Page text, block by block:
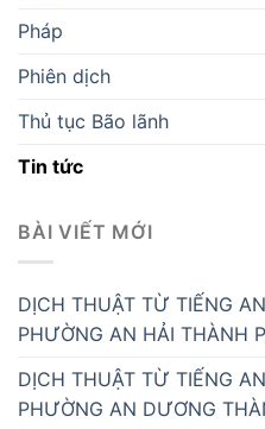
Pháp
Phiên dịch
Thủ tục Bão lãnh
Tin tức
BÀI VIẾT MỚI
DỊCH THUẬT TỪ TIẾNG
PHƯỜNG AN HẢI THÀNH
DỊCH THUẬT TỪ TIẾNG
PHƯỜNG AN DƯƠNG